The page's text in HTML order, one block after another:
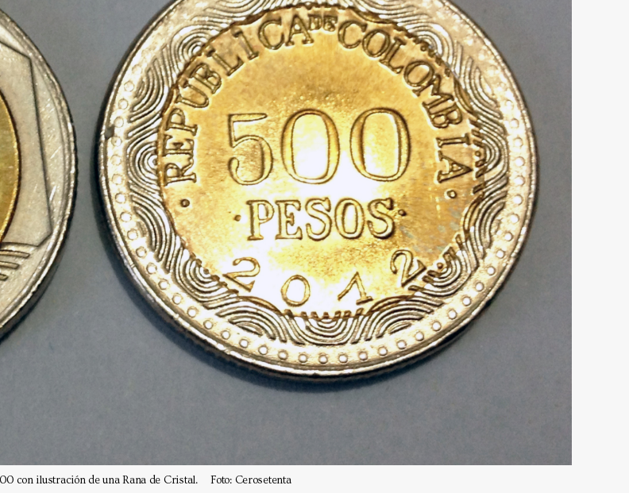
con ilustración de una Rana de Cristal. Foto: Cerosetenta